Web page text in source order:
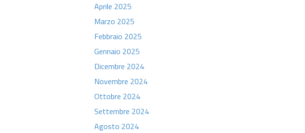
Aprile 2025
Marzo 2025
Febbraio 2025
Gennaio 2025
Dicembre 2024
Novembre 2024
Ottobre 2024
Settembre 2024
Agosto 2024